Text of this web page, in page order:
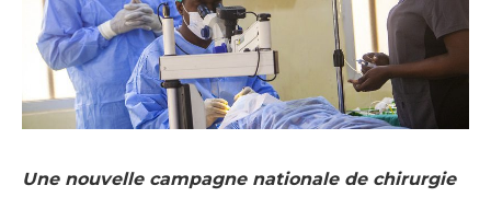
Une nouvelle campagne nationale de chirurgie